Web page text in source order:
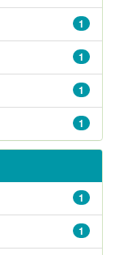
1
1
1
1
1
1